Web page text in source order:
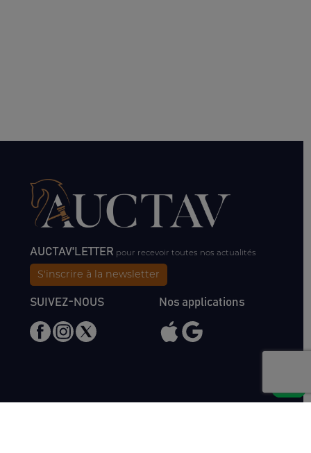
AUCTAV'LETTER pour recevoir toutes nos actualités
S'inscrire à la newsletter
SUIVEZ-NOUS Nos applications